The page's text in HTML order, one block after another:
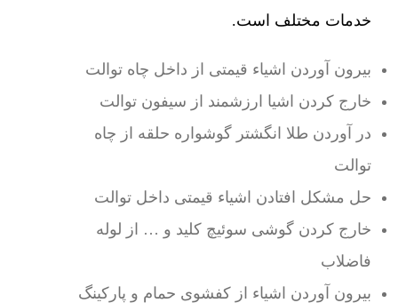
خدمات مختلف است.
بیرون آوردن اشیاء قیمتی از داخل چاه توالت
خارج کردن اشیا ارزشمند از سیفون توالت
در آوردن طلا انگشتر گوشواره حلقه از چاه
توالت
حل مشکل افتادن اشیاء قیمتی داخل توالت
خارج کردن گوشی سوئیچ کلید و … از لوله
فاضلاب
بیرون آوردن اشیاء از کفشوی حمام و پارکینگ